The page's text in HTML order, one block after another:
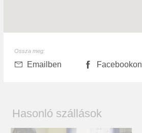
Ossza meg:
Emailben Facebookon
Hasonló szállások